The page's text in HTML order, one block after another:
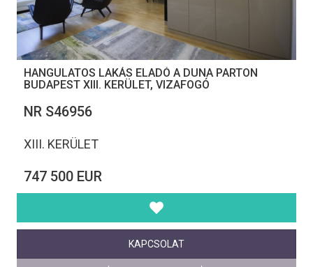
HANGULATOS LAKÁS ELADÓ A DUNA PARTON
BUDAPEST XIII. KERÜLET, VIZAFOGÓ
NR S46956
XIII. KERÜLET
747 500 EUR
KAPCSOLAT